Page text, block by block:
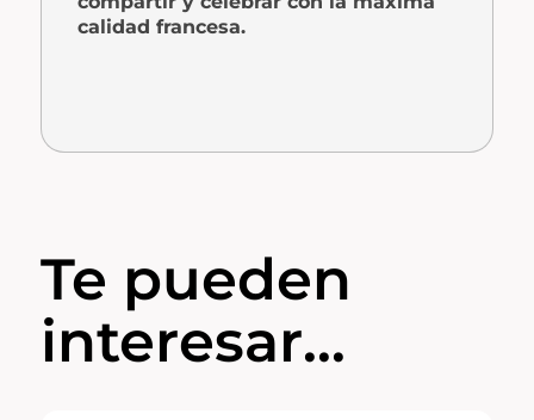
calidad francesa.
Te pueden
interesar...